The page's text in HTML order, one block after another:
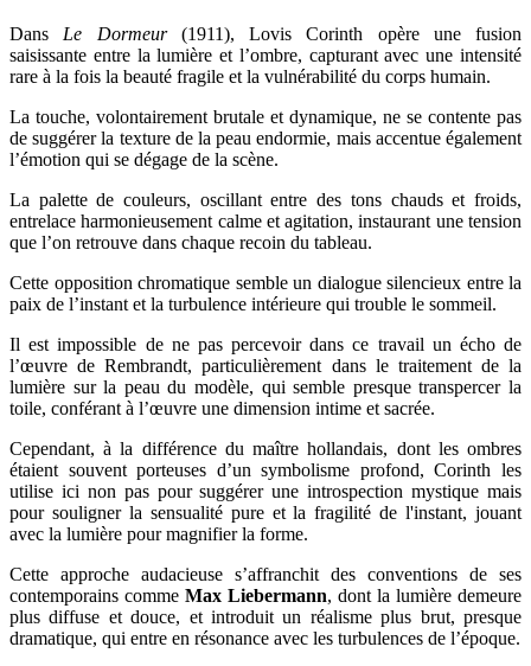
Dans Le Dormeur(1911), Lovis Corinth opère une fusion
saisissante entre la lumière et l’ombre, capturant avec une intensité
rare à la fois la beauté fragile et la vulnérabilité du corps humain.
La touche, volontairement brutale et dynamique, ne se contente pas
de suggérer la texture de la peau endormie, mais accentue également
l’émotion qui se dégage de la scène.
La palette de couleurs, oscillant entre des tons chauds et froids,
entrelace harmonieusement calme et agitation, instaurant une tension
que l’on retrouve dans chaque recoin du tableau.
Cette opposition chromatique semble un dialogue silencieux entre la
paix de l’instant et la turbulence intérieure qui trouble le sommeil.
Il est impossible de ne pas percevoir dans ce travail un écho de
l’œuvre de Rembrandt, particulièrement dans le traitement de la
lumière sur la peau du modèle, qui semble presque transpercer la
toile, conférant à l’œuvre une dimension intime et sacrée.
Cependant, à la différence du maître hollandais, dont les ombres
étaient souvent porteuses d’un symbolisme profond, Corinth les
utilise ici non pas pour suggérer une introspection mystique mais
pour souligner la sensualité pure et la fragilité de l'instant, jouant
avec la lumière pour magnifier la forme.
Cette approche audacieuse s’affranchit des conventions de ses
contemporains comme Max Liebermann, dont la lumière demeure
plus diffuse et douce, et introduit un réalisme plus brut, presque
dramatique, qui entre en résonance avec les turbulences de l’époque.